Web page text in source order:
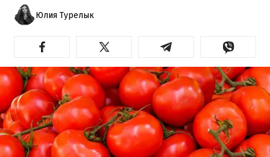
Юлия Турелык